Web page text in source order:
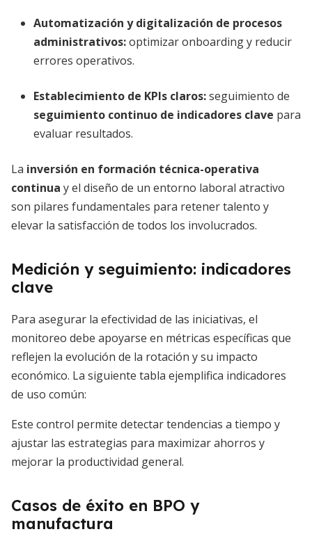
Automatización y digitalización de procesos
administrativos:optimizar onboarding y reducir
errores operativos.
Establecimiento de KPIs claros:seguimiento de
seguimiento continuo de indicadores clave para
evaluar resultados.
La inversión en formación técnica-operativa
continua y el diseño de un entorno laboral atractivo
son pilares fundamentales para retener talento y
elevar la satisfacción de todos los involucrados.
Medición y seguimiento: indicadores
clave
Para asegurar la efectividad de las iniciativas, el
monitoreo debe apoyarse en métricas específicas que
reflejen la evolución de la rotación y su impacto
económico. La siguiente tabla ejemplifica indicadores
de uso común:
Este control permite detectar tendencias a tiempo y
ajustar las estrategias para maximizar ahorros y
mejorar la productividad general.
Casos de éxito en BPO y
manufactura